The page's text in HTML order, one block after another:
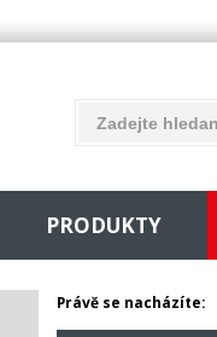
PRODUKTY
Právě se nacházíte: